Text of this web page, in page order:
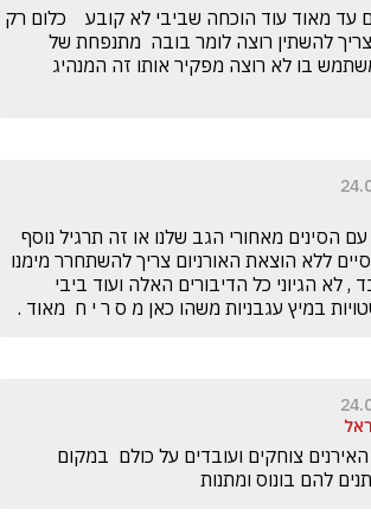
במיץ עגבניות משהו כאן מ ס ר י ח  מאוד .
להם בונוס ומתנות